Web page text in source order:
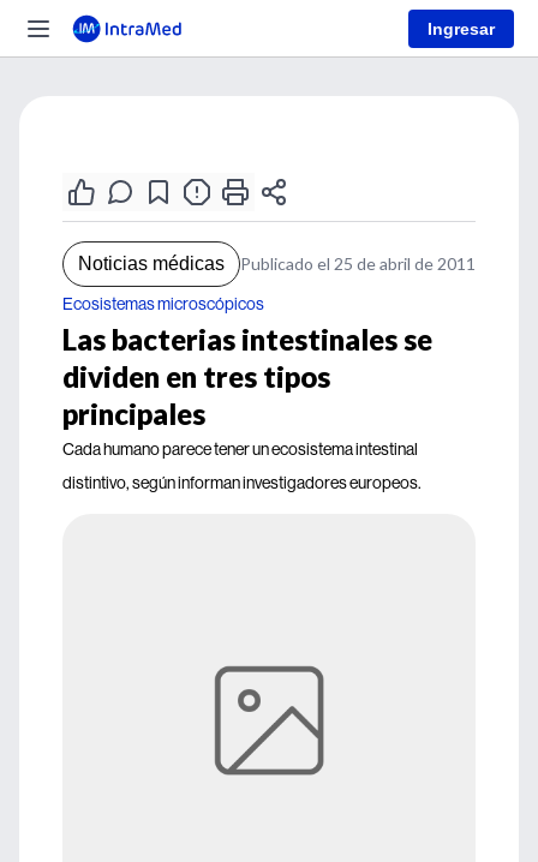
Ingresar
Noticias médicas Publicado el 25 de abril de 2011
Ecosistemas microscópicos
Las bacterias intestinales se
dividen en tres tipos
principales
Cada humano parece tener un ecosistema intestinal
distintivo, según informan investigadores europeos.